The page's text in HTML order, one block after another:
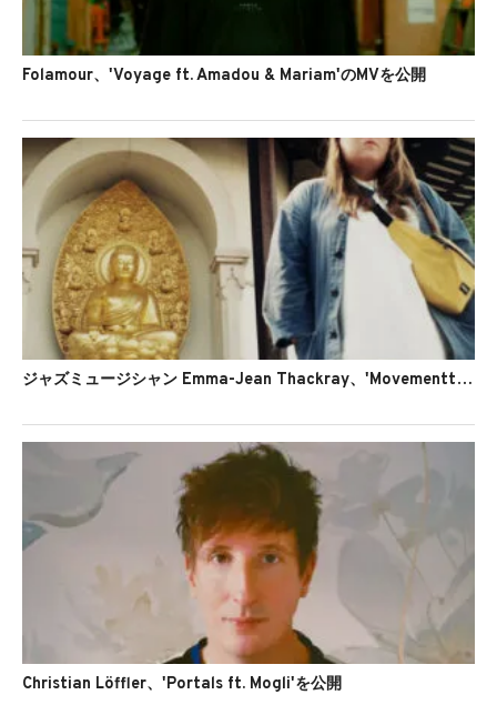
Folamour、'Voyage ft. Amadou & Mariam'のMVを公開
ジャズミュージシャン Emma-Jean Thackray、'Movementt'のMVを公開
Christian Löffler、'Portals ft. Mogli'を公開